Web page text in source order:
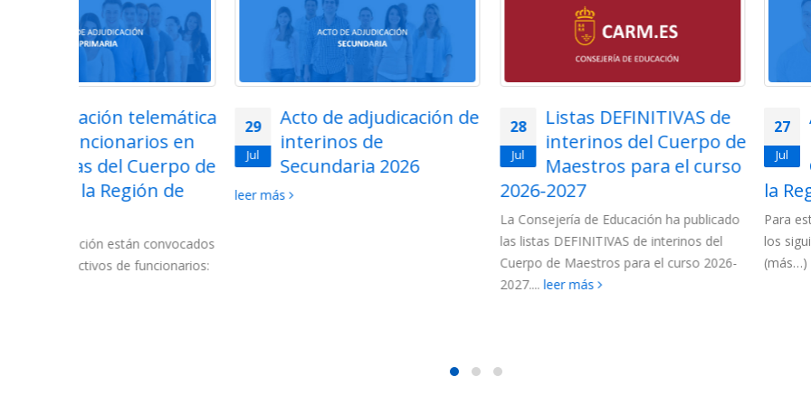
29
Acto de adjudicación de
interinos de
Secundaria 2026
leer más
28
Listas DEFINITIVAS de
interinos del Cuerpo de
Maestros para el curso
La Consejería de Educación ha publicado
las listas DEFINITIVAS de interinos del
Cuerpo de Maestros para el curso 2026-
27
Adjudicación
para
Cuerpo de
la Región de Murcia
Para esta adjudicación están
los siguientes colectivos de
(más…) leer más